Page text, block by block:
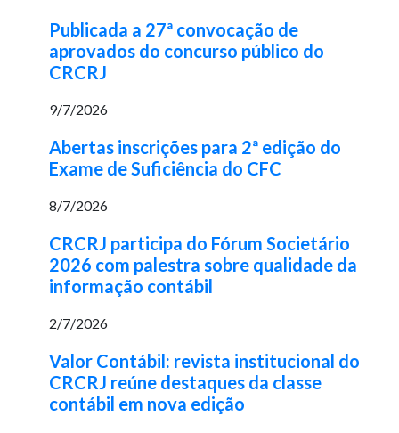
Publicada a 27ª convocação de
aprovados do concurso público do
CRCRJ
9/7/2026
Abertas inscrições para 2ª edição do
Exame de Suficiência do CFC
8/7/2026
CRCRJ participa do Fórum Societário
2026 com palestra sobre qualidade da
informação contábil
2/7/2026
Valor Contábil: revista institucional do
CRCRJ reúne destaques da classe
contábil em nova edição